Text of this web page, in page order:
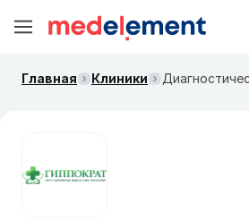
Главная Клиники